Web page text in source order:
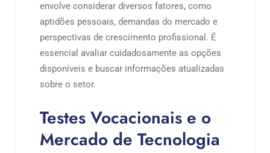
envolve considerar diversos fatores, como
aptidões pessoais, demandas do mercado e
perspectivas de crescimento profissional. É
essencial avaliar cuidadosamente as opções
disponíveis e buscar informações atualizadas
sobre o setor.
Testes Vocacionais e o
Mercado de Tecnologia